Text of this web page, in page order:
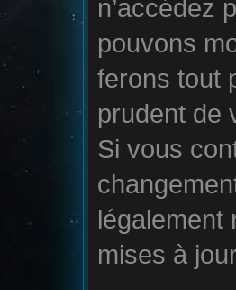
n’accédez
pouvons
ferons tout
prudent de
Si vous
légalement
mises à